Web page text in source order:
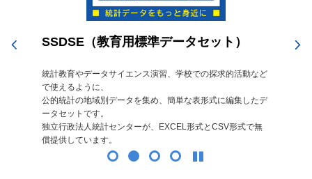
SSDSE（教育用標準データセット）
統計教育やデータサイエンス演習、学校での探求的活動など
で使えるように、
公的統計の地域別データを集め、簡単な表形式に編集したデ
ータセットです。
独立行政法人統計センターが、EXCEL形式とCSV形式で無
償提供しています。